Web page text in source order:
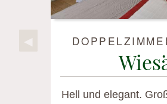
Previous Slide
◀︎
Hell und elegant.